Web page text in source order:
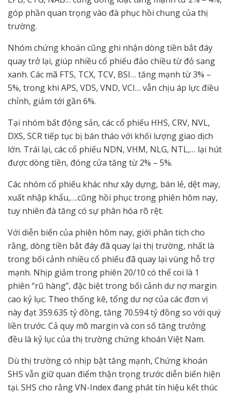
góp phần quan trọng vào đà phục hồi chung của thị
trường.
Nhóm chứng khoán cũng ghi nhận dòng tiền bắt đáy
quay trở lại, giúp nhiều cổ phiếu đảo chiều từ đỏ sang
xanh. Các mã FTS, TCX, TCV, BSI… tăng mạnh từ 3% –
5%, trong khi APS, VDS, VND, VCI… vẫn chịu áp lực điều
chỉnh, giảm tới gần 6%.
Tại nhóm bất động sản, các cổ phiếu HHS, CRV, NVL,
DXS, SCR tiếp tục bị bán tháo với khối lượng giao dịch
lớn. Trái lại, các cổ phiếu NDN, VHM, NLG, NTL,… lại hút
được dòng tiền, đóng cửa tăng từ 2% – 5%.
Các nhóm cổ phiếu khác như xây dựng, bán lẻ, dệt may,
xuất nhập khẩu,….cũng hồi phục trong phiên hôm nay,
tuy nhiên đà tăng có sự phân hóa rõ rệt.
Với diễn biến của phiên hôm nay, giới phân tích cho
rằng, dòng tiền bắt đáy đã quay lại thị trường, nhất là
trong bối cảnh nhiều cổ phiếu đã quay lại vùng hỗ trợ
mạnh. Nhịp giảm trong phiên 20/10 có thể coi là 1
phiên “rũ hàng”, đặc biệt trong bối cảnh dư nợ margin
cao kỷ lục. Theo thống kê, tổng dư nợ của các đơn vị
này đạt 359.635 tỷ đồng, tăng 70.594 tỷ đồng so với quý
liền trước. Cả quy mô margin và con số tăng trưởng
đều là kỷ lục của thị trường chứng khoán Việt Nam.
Dù thị trường có nhịp bật tăng mạnh, Chứng khoán
SHS vẫn giữ quan điểm thận trọng trước diễn biến hiện
tại. SHS cho rằng VN-Index đang phát tín hiệu kết thúc